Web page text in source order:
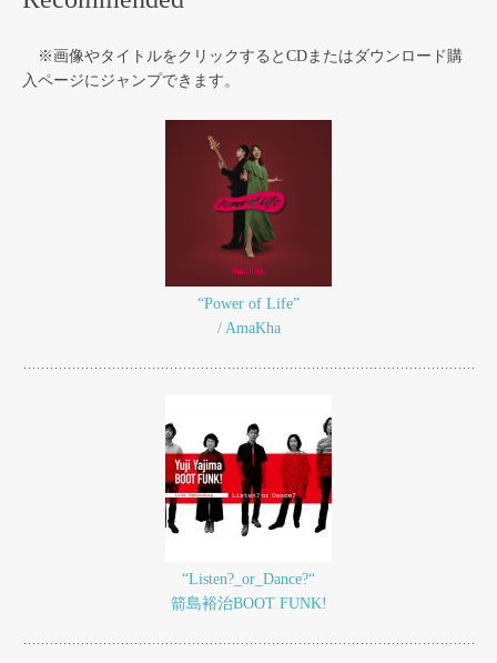
※画像やタイトルをクリックするとCDまたはダウンロード購
入ページにジャンプできます。
“Power of Life”
/ AmaKha
“Listen?_or_Dance?“
箭島裕治BOOT FUNK!